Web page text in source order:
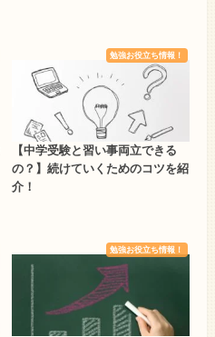
勉強お役立ち情報！
【中学受験と習い事両立できる
の？】続けていくためのコツを紹
介！
勉強お役立ち情報！